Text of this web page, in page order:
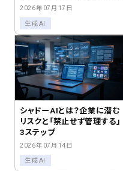
2026年07月17日
生成AI
シャドーAIとは？企業に潜む
リスクと「禁止せず管理する」
3ステップ
2026年07月14日
生成AI